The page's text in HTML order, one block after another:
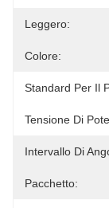
Leggero:
Colore:
Standard Per Il
Tensione Di
Intervallo Di
Pacchetto: